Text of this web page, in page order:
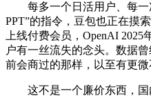
每多一个日活用户、每一
PPT”的指令，豆包也正在摸
上线付费会员，OpenAI 2025
户有一丝流失的念头。数据
前会商过的那样，以至有更微
这不是一个廉价东西，国